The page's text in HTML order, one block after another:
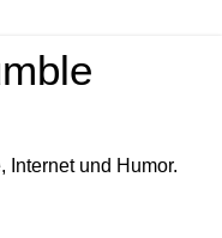
Internet und Humor.